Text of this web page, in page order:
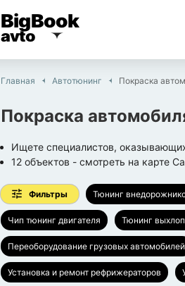
BigBook
avto
Главная Автотюнинг Покраска
Покраска
Ищете специалистов,
12 объектов - смотреть на карте
Фильтры Тюнинг
Чип тюнинг двигателя Тюнинг
Переоборудование грузовых автомобилей
Установка и ремонт рефрижераторов